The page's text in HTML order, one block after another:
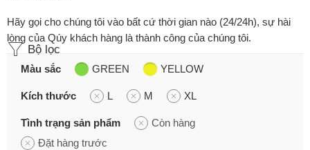
Hãy gọi cho chúng tôi vào bất cứ thời gian nào (24/24h), sự hài
lòng của Qúy khách hàng là thành công của chúng tôi.
Bộ lọc
Màu sắc GREEN YELLOW
Kích thước L M XL
Tình trạng sản phẩm
Còn hàng
Đặt hàng trước